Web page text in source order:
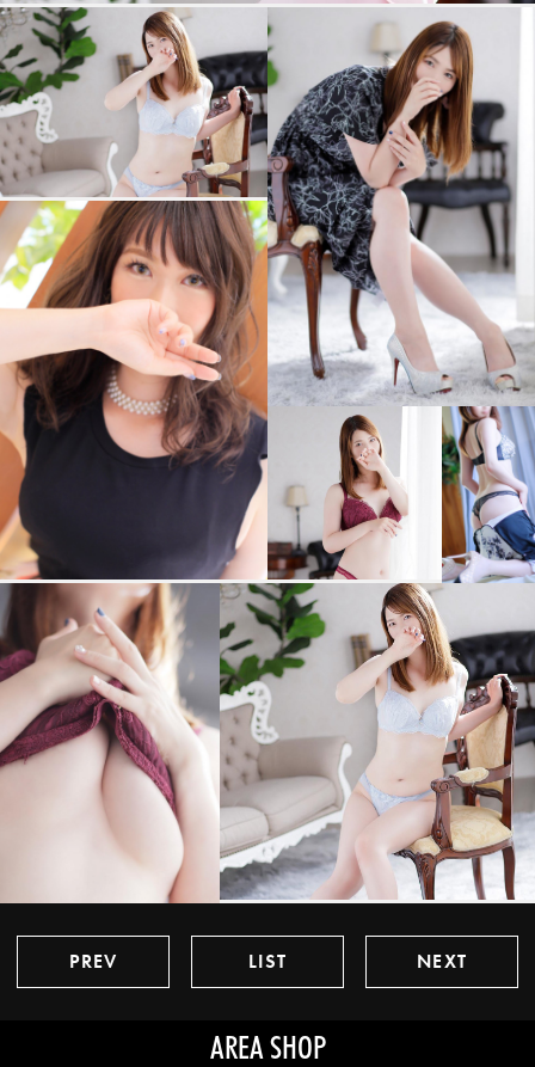
【ご予約に関してのお知らせ】
◆◆お電話ご予約◆◆
1週間前からお電話ご予約可能
です。
◆◆ネットご予約◆◆
1週間前からご予約可能です。
◆当日ご予約の場合◆
当日のAM6：00より、電話予約
可能です
※完売次第終了となります。
下記の番号をクリックしてお電話下さい。
↓ご予約、お問い合わせ番号↓
TEL 092-262-5002
PREV LIST NEXT